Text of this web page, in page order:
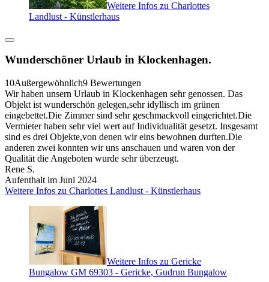
Weitere Infos zu Charlottes
Landlust - Künstlerhaus
Wunderschöner Urlaub in Klockenhagen.
10Außergewöhnlich9 Bewertungen
Wir haben unsern Urlaub in Klockenhagen sehr genossen. Das
Objekt ist wunderschön gelegen,sehr idyllisch im grünen
eingebettet.Die Zimmer sind sehr geschmackvoll eingerichtet.Die
Vermieter haben sehr viel wert auf Individualität gesetzt. Insgesamt
sind es drei Objekte,von denen wir eins bewohnen durften.Die
anderen zwei konnten wir uns anschauen und waren von der
Qualität die Angeboten wurde sehr überzeugt.
Rene S.
Aufenthalt im Juni 2024
Weitere Infos zu Charlottes Landlust - Künstlerhaus
Weitere Infos zu Gericke
Bungalow GM 69303 - Gericke, Gudrun Bungalow